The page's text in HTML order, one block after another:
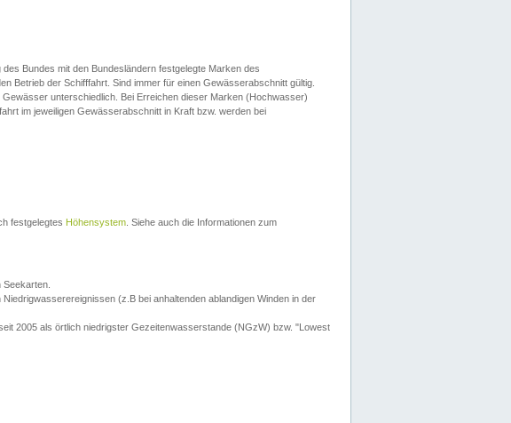
Bundes mit den Bundesländern festgelegte Marken des
Betrieb der Schifffahrt. Sind immer für einen Gewässerabschnitt gültig.
unterschiedlich. Bei Erreichen dieser Marken (Hochwasser)
im jeweiligen Gewässerabschnitt in Kraft bzw. werden bei
festgelegtes Höhensystem . Siehe auch die Informationen zum
Seekarten.
(z.B bei anhaltenden ablandigen Winden in der
2005 als örtlich niedrigster Gezeitenwasserstande (NGzW) bzw. "Lowest